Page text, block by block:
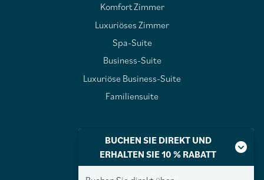
BUCHEN SIE DIREKT UND
ERHALTEN SIE 10 % RABATT
Komfort Zimmer
Luxuriöses Zimmer
Spa-Suite
Business-Suite
Luxuriöse Business-Suite
Familiensuite
Über Waterstate
Über Waterstate
Häufig gestellte Fragen